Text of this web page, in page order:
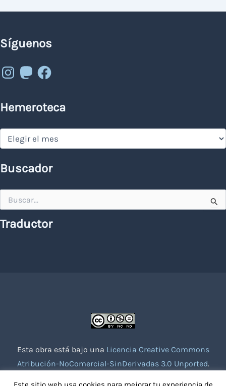
Síguenos
Instagram
MastodonFacebook
Hemeroteca
Hemeroteca
Buscador
por:
Traductor
Esta obra está bajo una Licencia Creative Commons
Atribución-NoComercial-SinDerivadas 3.0 Unported.